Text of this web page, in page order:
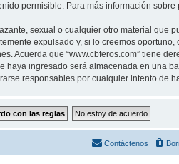
permisible. Para más información sobre
sexual o cualquier otro material que
expulsado y, si lo creemos
Acuerda que “www.cbferos.com” tiene
ingresado será almacenada en una
responsables por cualquier intento de
Contáctenos